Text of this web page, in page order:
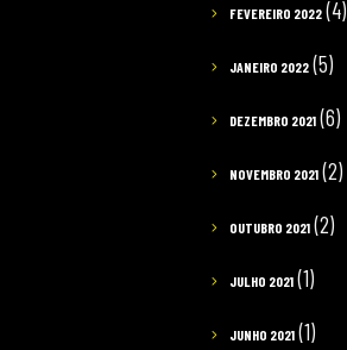
FEVEREIRO 2022 (4)
JANEIRO 2022 (5)
DEZEMBRO 2021 (6)
NOVEMBRO 2021 (2)
OUTUBRO 2021 (2)
JULHO 2021 (1)
JUNHO 2021 (1)